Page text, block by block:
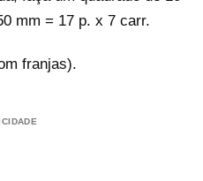
mm = 17 p. x 7 carr.
franjas).